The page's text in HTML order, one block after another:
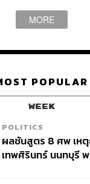
MORE
POPULAR
WEEK
POLITICS
ผลชันสูตร 8 ศพ เหตุ
เทพศิรินทร์ นนทบุรี